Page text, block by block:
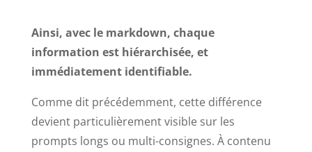
Ainsi, avec le markdown, chaque
information est hiérarchisée, et
immédiatement identifiable.
Comme dit précédemment, cette différence
devient particulièrement visible sur les
prompts longs ou multi-consignes. À contenu